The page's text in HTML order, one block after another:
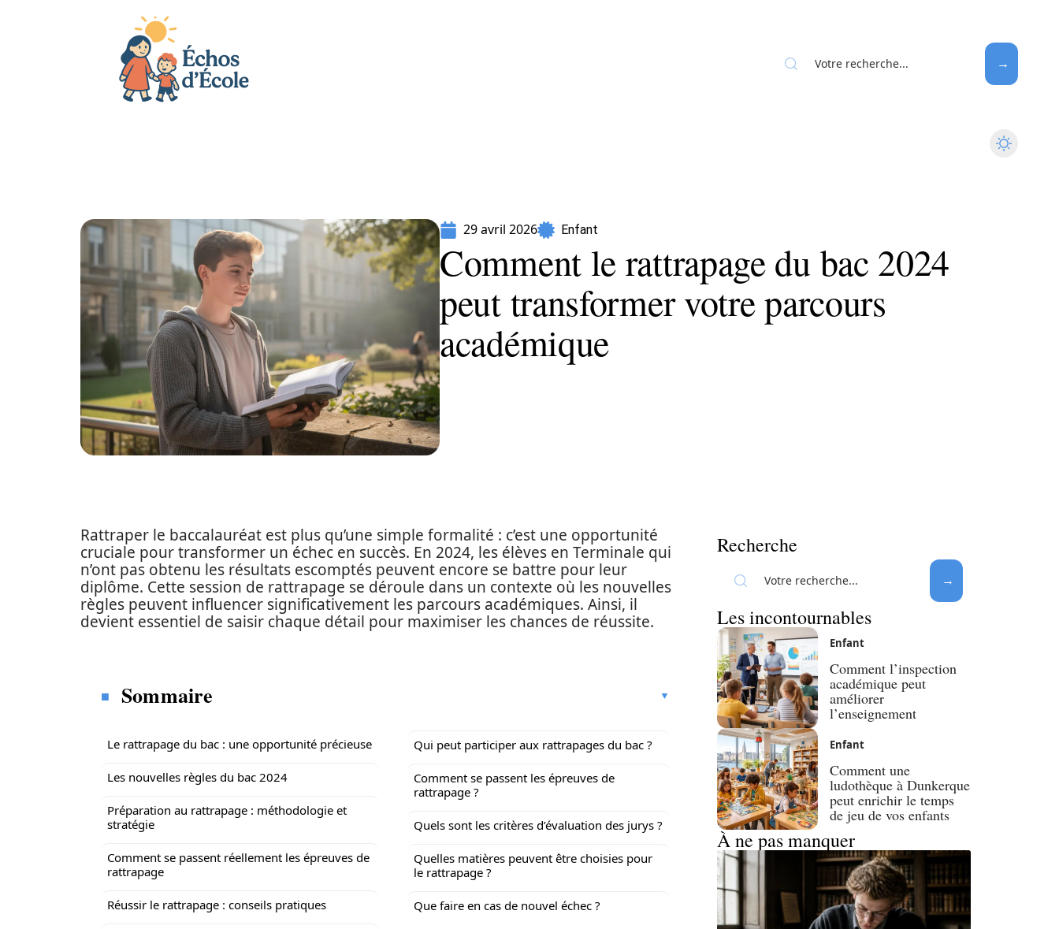
29 avril 2026 Enfant
Comment le rattrapage du bac 2024
peut transformer votre parcours
académique
Rattraper le baccalauréat est plus qu’une simple formalité : c’est une opportunité
cruciale pour transformer un échec en succès. En 2024, les élèves en Terminale qui
n’ont pas obtenu les résultats escomptés peuvent encore se battre pour leur
diplôme. Cette session de rattrapage se déroule dans un contexte où les nouvelles
règles peuvent influencer significativement les parcours académiques. Ainsi, il
devient essentiel de saisir chaque détail pour maximiser les chances de réussite.
Sommaire
Le rattrapage du bac : une opportunité précieuse
Les nouvelles règles du bac 2024
Préparation au rattrapage : méthodologie et
stratégie
Comment se passent réellement les épreuves de
rattrapage
Réussir le rattrapage : conseils pratiques
Qui peut participer aux rattrapages du bac ?
Comment se passent les épreuves de
rattrapage ?
Quels sont les critères d’évaluation des jurys ?
Quelles matières peuvent être choisies pour
le rattrapage ?
Que faire en cas de nouvel échec ?
Recherche
Les incontournables
Enfant
Comment l’inspection
académique peut
améliorer
l’enseignement
Enfant
Comment une
ludothèque à Dunkerque
peut enrichir le temps
de jeu de vos enfants
À ne pas manquer